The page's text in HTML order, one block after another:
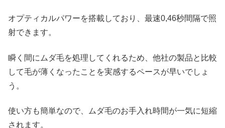
オプティカルパワーを搭載しており、最速0,46秒間隔で照
射できます。
瞬く間にムダ毛を処理してくれるため、他社の製品と比較
して毛が薄くなったことを実感するペースが早いでしょ
う。
使い方も簡単なので、ムダ毛のお手入れ時間が一気に短縮
されます。